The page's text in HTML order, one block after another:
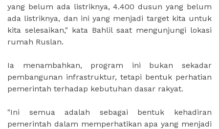
yang belum ada listriknya, 4.400 dusun yang belum
ada listriknya, dan ini yang menjadi target kita untuk
kita selesaikan," kata Bahlil saat mengunjungi lokasi
rumah Ruslan.
Ia menambahkan, program ini bukan sekadar
pembangunan infrastruktur, tetapi bentuk perhatian
pemerintah terhadap kebutuhan dasar rakyat.
"Ini semua adalah sebagai bentuk kehadiran
pemerintah dalam memperhatikan apa yang menjadi